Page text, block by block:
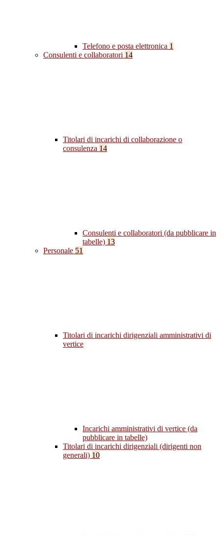
Telefono e posta elettronica 1
Consulenti e collaboratori 14
Titolari di incarichi di collaborazione o
consulenza 14
Consulenti e collaboratori (da pubblicare in
tabelle) 13
Personale 51
Titolari di incarichi dirigenziali amministrativi di
vertice
Incarichi amministrativi di vertice (da
pubblicare in tabelle)
Titolari di incarichi dirigenziali (dirigenti non
generali) 10